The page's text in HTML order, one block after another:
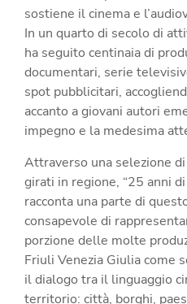
sostiene il cinema e
In un quarto di secolo di
ha seguito centinaia di
documentari, serie
spot pubblicitari,
accanto a giovani autori
impegno e la medesima
Attraverso una selezione
girati in regione, “25 anni
racconta una parte di
consapevole di
porzione delle molte
Friuli Venezia Giulia come
il dialogo tra il linguaggio
territorio: città, borghi,